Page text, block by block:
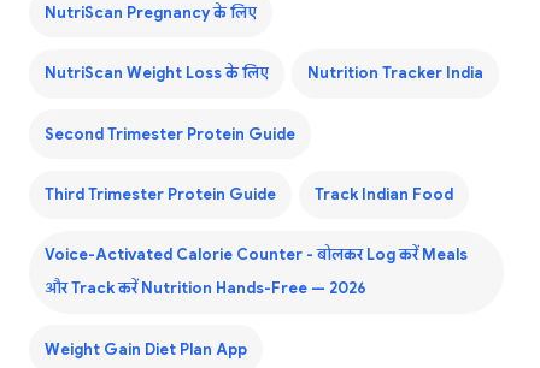
NutriScan Pregnancy के लिए
NutriScan Weight Loss के लिए Nutrition Tracker India
Second Trimester Protein Guide
Third Trimester Protein Guide Track Indian Food
Voice-Activated Calorie Counter - बोलकर Log करें Meals
और Track करें Nutrition Hands-Free — 2026
Weight Gain Diet Plan App